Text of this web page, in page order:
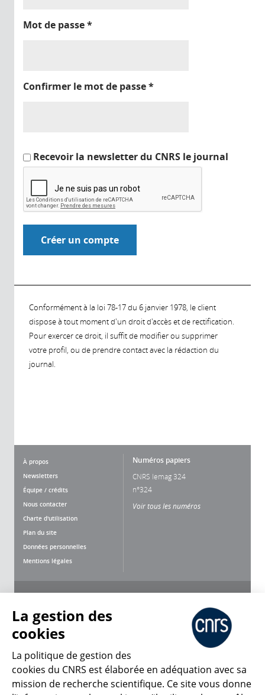
Mot de passe*
Confirmer le mot de passe*
Recevoir la newsletter du CNRS le journal
Conformément à la loi 78-17 du 6 janvier 1978, le client
dispose à tout moment d'un droit d'accès et de rectification.
Pour exercer ce droit, il suffit de modifier ou supprimer
votre profil, ou de prendre contact avec la rédaction du
journal.
À propos
Newsletters
Équipe / crédits
Nous contacter
Charte d'utilisation
Plan du site
Données personnelles
Mentions légales
Numéros papiers
CNRS lemag 324
n°324
Voir tous les numéros
CNRS Le Mag
La gestion des
cookies
La politique de gestion des
cookies du CNRS est élaborée en adéquation avec sa
mission de recherche scientifique. Ce site vous donne